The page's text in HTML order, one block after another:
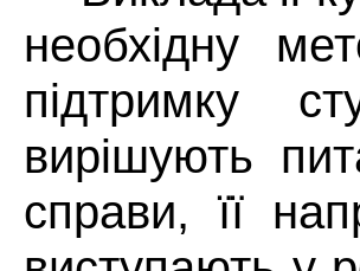
необхідну
підтримку
вирішують
справи, її